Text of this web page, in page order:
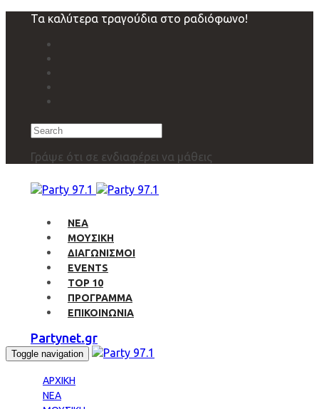
navigation
Τα καλύτερα τραγούδια στο ραδιόφωνο!
Search
Γράψε ότι σε ενδιαφέρει να μάθεις
ΝΕΑ
ΜΟΥΣΙΚΗ
ΔΙΑΓΩΝΙΣΜΟΙ
EVENTS
TOP 10
ΠΡΟΓΡΑΜΜΑ
ΕΠΙΚΟΙΝΩΝΙΑ
Partynet.gr
Toggle navigation
ΑΡΧΙΚΗ
ΝΕΑ